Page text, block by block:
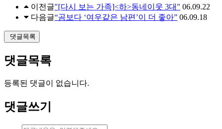
이전글"[다시 보는 가족]<하>동네이웃 3대" 06.09.22
다음글“곰보다 ‘여우같은 남편’이 더 좋아” 06.09.18
댓글목록
댓글목록
등록된 댓글이 없습니다.
댓글쓰기